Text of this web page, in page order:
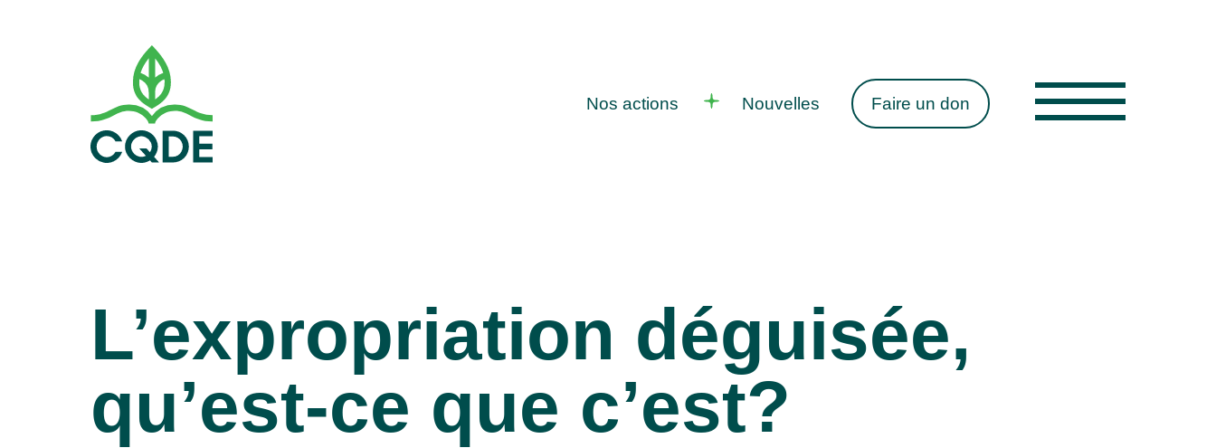
Nos actions Nouvelles Faire un don
L’expropriation déguisée,
qu’est-ce que c’est?